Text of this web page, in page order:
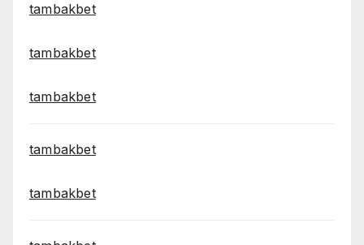
tambakbet
tambakbet
tambakbet
tambakbet
tambakbet